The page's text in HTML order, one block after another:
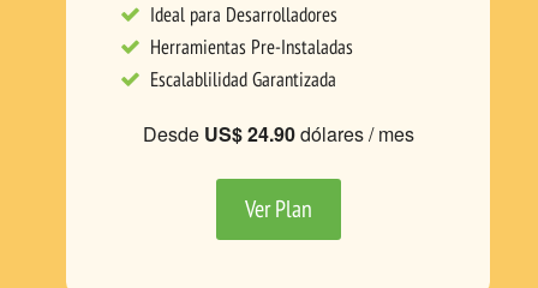
Ideal para Desarrolladores
Herramientas Pre-Instaladas
Escalablilidad Garantizada
Desde US$ 24.90dólares / mes
Ver Plan